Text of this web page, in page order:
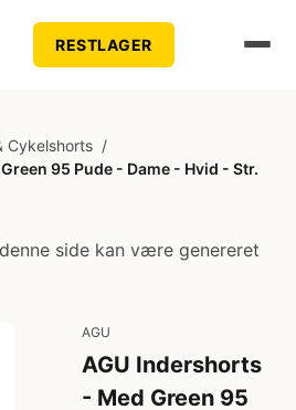
RESTLAGER
Cykelshorts /
95 Pude - Dame - Hvid - Str.
side kan være genereret
AGU
AGU Indershorts
- Med Green 95